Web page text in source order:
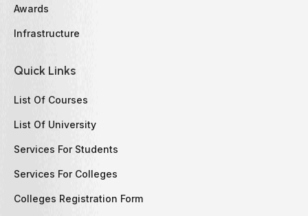
Awards
Infrastructure
Quick Links
List Of Courses
List Of University
Services For Students
Services For Colleges
Colleges Registration Form